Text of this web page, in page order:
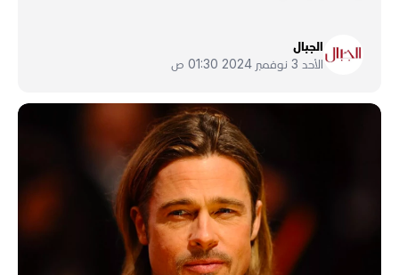
الجبال
الأحد 3 نوفمبر 2024 01:30 ص